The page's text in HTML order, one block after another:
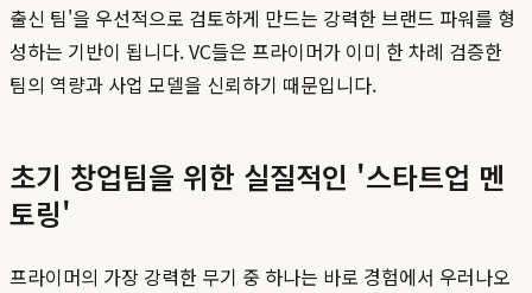
출신 팀'을 우선적으로 검토하게 만드는 강력한 브랜드 파워를 형
성하는 기반이 됩니다. VC들은 프라이머가 이미 한 차례 검증한
팀의 역량과 사업 모델을 신뢰하기 때문입니다.
초기 창업팀을 위한 실질적인 '스타트업 멘
토링'
프라이머의 가장 강력한 무기 중 하나는 바로 경험에서 우러나오